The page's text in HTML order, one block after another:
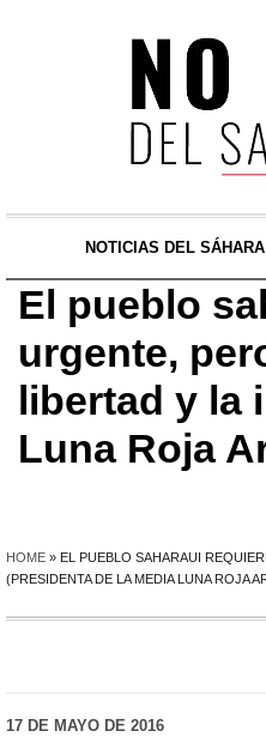
NOTICIAS DEL
El pueblo
urgente,
libertad y la
Luna Roja
HOME » EL PUEBLO SAHARAUI
(PRESIDENTA DE LA MEDIA LUNA ROJA
17 DE MAYO DE 2016